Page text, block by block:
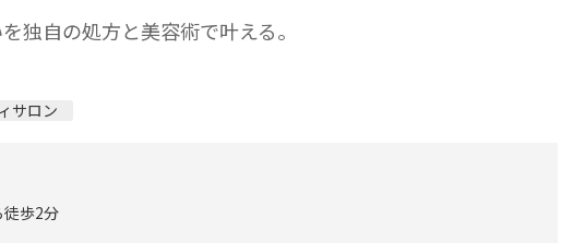
独自の処方と美容術で叶える。
サロン
徒歩2分